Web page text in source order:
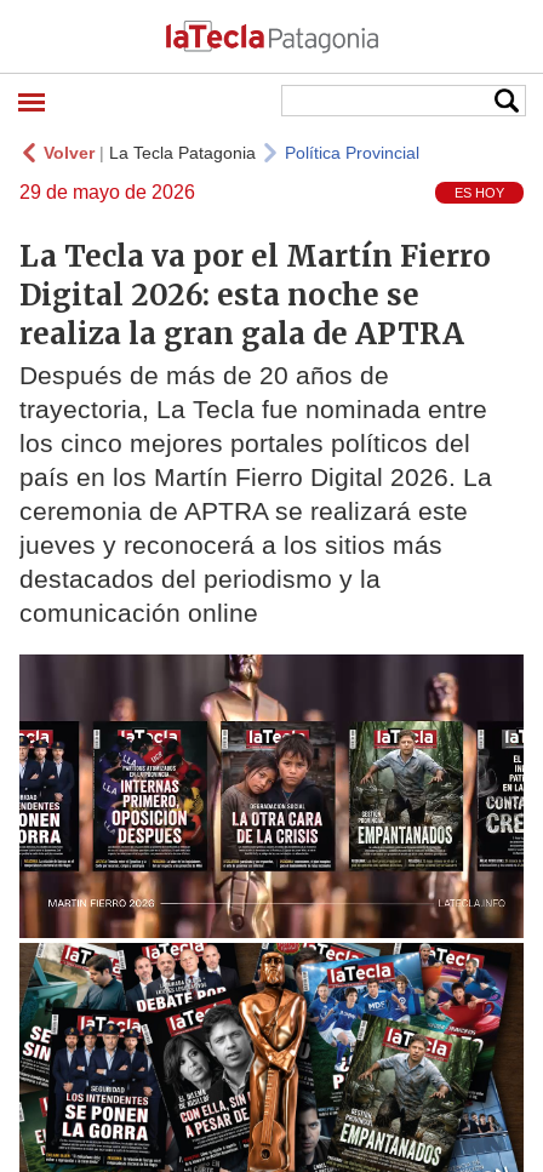
Volver| La Tecla Patagonia Política Provincial
29 de mayo de 2026 ES HOY
La Tecla va por el Martín Fierro
Digital 2026: esta noche se
realiza la gran gala de APTRA
Después de más de 20 años de
trayectoria, La Tecla fue nominada entre
los cinco mejores portales políticos del
país en los Martín Fierro Digital 2026. La
ceremonia de APTRA se realizará este
jueves y reconocerá a los sitios más
destacados del periodismo y la
comunicación online